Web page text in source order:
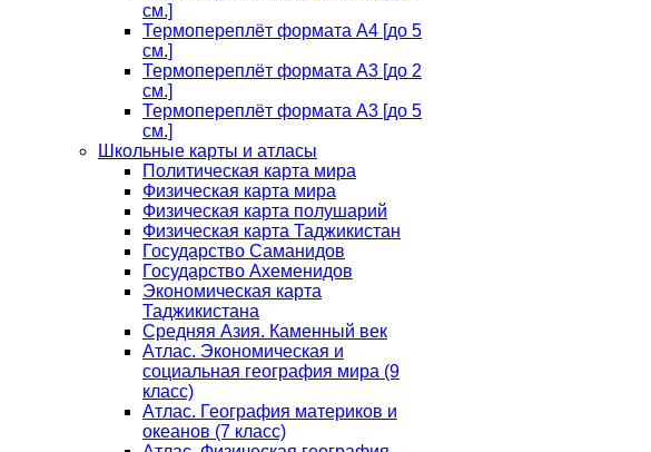
см.]
Термопереплёт формата А4 [до 5
см.]
Термопереплёт формата А3 [до 2
см.]
Термопереплёт формата А3 [до 5
см.]
Школьные карты и атласы
Политическая карта мира
Физическая карта мира
Физическая карта полушарий
Физическая карта Таджикистан
Государство Саманидов
Государство Ахеменидов
Экономическая карта
Таджикистана
Средняя Азия. Каменный век
Атлас. Экономическая и
социальная география мира (9
класс)
Атлас. География материков и
океанов (7 класс)